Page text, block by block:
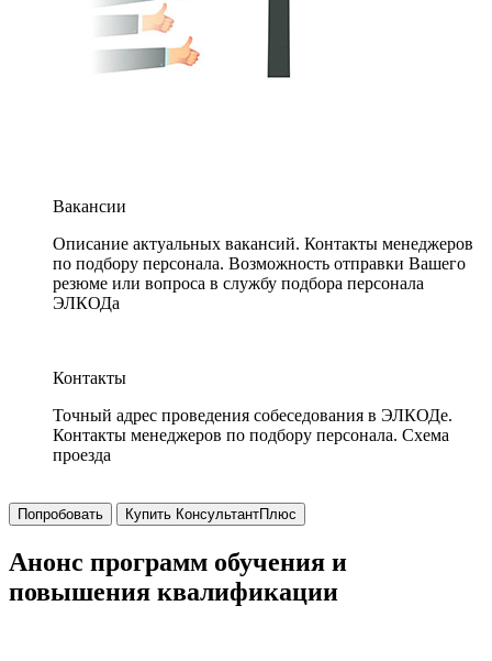
Вакансии
Описание актуальных вакансий. Контакты менеджеров
по подбору персонала. Возможность отправки Вашего
резюме или вопроса в службу подбора персонала
ЭЛКОДа
Контакты
Точный адрес проведения собеседования в ЭЛКОДе.
Контакты менеджеров по подбору персонала. Схема
проезда
Попробовать Купить КонсультантПлюс
Анонс программ обучения и
повышения квалификации